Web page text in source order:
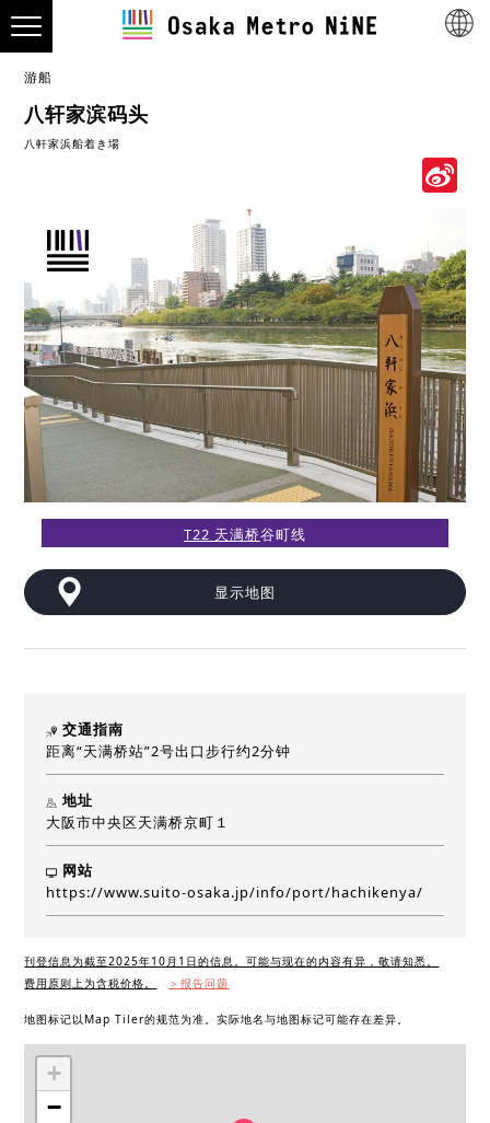
游船
八轩家滨码头
八軒家浜船着き場
T22 天满桥谷町线
显示地图
交通指南
距离“天满桥站”2号出口步行约2分钟
地址
大阪市中央区天满桥京町１
网站
https://www.suito-osaka.jp/info/port/hachikenya/
刊登信息为截至2025年10月1日的信息。可能与现在的内容有异，敬请知悉。
费用原则上为含税价格。
＞报告问题
地图标记以Map Tiler的规范为准。实际地名与地图标记可能存在差异。
+
−